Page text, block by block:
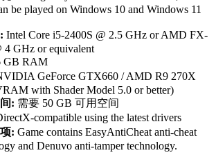
be played on Windows 10 and Windows 11
Intel Core i5-2400S @ 2.5 GHz or AMD FX-
4 GHz or equivalent
GB RAM
GeForce GTX660 / AMD R9 270X
with Shader Model 5.0 or better)
: 需要 50 GB 可用空间
compatible using the latest drivers
: Game contains EasyAntiCheat anti-cheat
and Denuvo anti-tamper technology.